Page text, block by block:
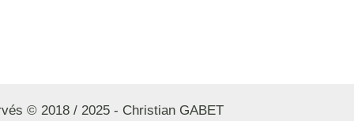
© 2018 / 2025 - Christian GABET